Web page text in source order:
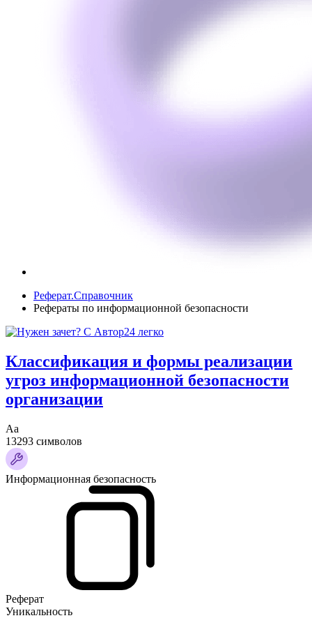
Реферат.Справочник
Рефераты по информационной безопасности
Классификация и формы реализации
угроз информационной безопасности
организации
Аа
13293 символов
Информационная безопасность
Реферат
Уникальность